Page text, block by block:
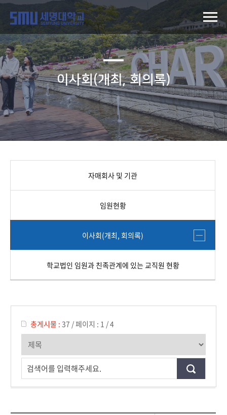
이사회(개최, 회의록)
자매회사 및 기관
임원현황
이사회(개최, 회의록)
학교법인 임원과 친족관계에 있는 교직원 현황
총게시물 : 37 /페이지 : 1 / 4
검색어를 입력해주세요.